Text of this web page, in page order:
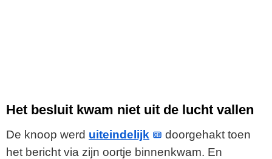
Het besluit kwam niet uit de lucht vallen
De knoop werd uiteindelijk
doorgehakt toen
het bericht via zijn oortje binnenkwam. En